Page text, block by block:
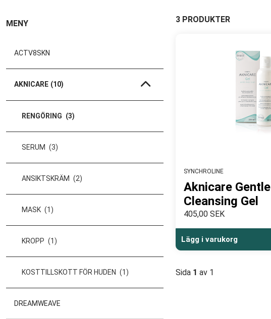
MENY
ACTV8SKN
AKNICARE (10)
RENGÖRING (3)
SERUM (3)
ANSIKTSKRÄM (2)
MASK (1)
KROPP (1)
KOSTTILLSKOTT FÖR HUDEN (1)
DREAMWEAVE
3 PRODUKTER
SYNCHROLINE
Aknicare Gentle
Cleansing Gel
405,00 SEK
Lägg i varukorg
Sida 1 av 1